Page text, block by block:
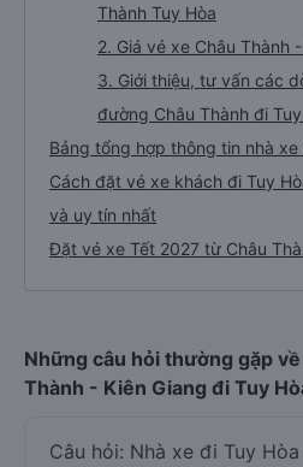
Thành Tuy Hòa
2. Giá vé xe Châu Thành
3. Giới thiệu, tư vấn các
đường Châu Thành đi
Bảng tổng hợp thông tin nhà xe
Cách đặt vé xe khách đi Tuy
và uy tín nhất
Đặt vé xe Tết 2027 từ Châu
Những câu hỏi thường gặp
Thành - Kiên Giang đi Tuy
Câu hỏi: Nhà xe đi Tuy